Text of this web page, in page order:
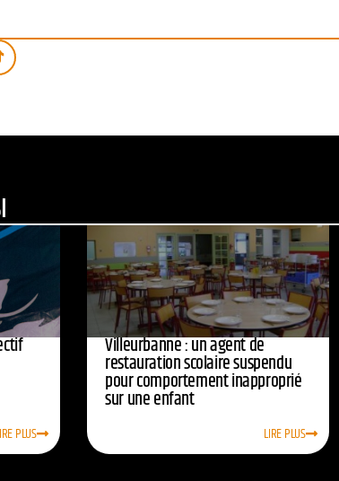
PLUS
Villeurbanne : un agent de
restauration scolaire suspendu
pour comportement inapproprié
sur une enfant
LIRE PLUS